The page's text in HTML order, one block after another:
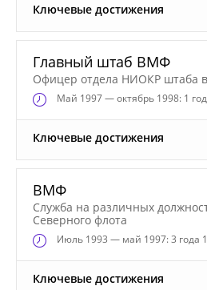
Ключевые достижения
Главный штаб ВМФ
Офицер отдела НИОКР штаба
Май 1997 — октябрь 1998: 1
Ключевые достижения
ВМФ
Служба на различных
Северного флота
Июль 1993 — май 1997: 3 года
Ключевые достижения